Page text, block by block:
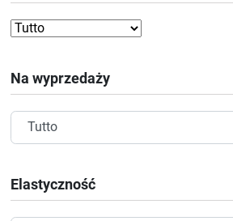
Na wyprzedaży
Elastyczność